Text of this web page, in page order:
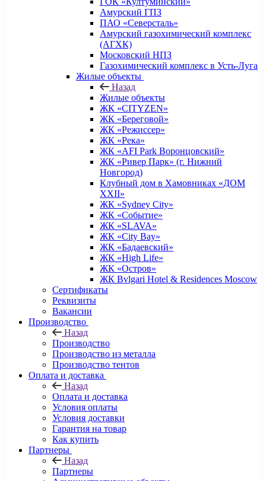
Амурский ГПЗ
ПАО «Северсталь»
Амурский газохимический комплекс
(АГХК)
Московский НПЗ
Газохимический комплекс в Усть-Луга
Жилые объекты
Назад
Жилые объекты
ЖК «CITYZEN»
ЖК «Береговой»
ЖК «Режиссер»
ЖК «Река»
ЖК «AFI Park Воронцовский»
ЖК «Ривер Парк» (г. Нижний
Новгород)
Клубный дом в Хамовниках «ДОМ
XXII»
ЖК «Sydney City»
ЖК «Событие»
ЖК «SLAVA»
ЖК «City Bay»
ЖК «Бадаевский»
ЖК «High Life»
ЖК «Остров»
ЖК Bvlgari Hotel & Residences Moscow
Сертификаты
Реквизиты
Вакансии
Производство
Назад
Производство
Производство из металла
Производство тентов
Оплата и доставка
Назад
Оплата и доставка
Условия оплаты
Условия доставки
Гарантия на товар
Как купить
Партнеры
Назад
Партнеры